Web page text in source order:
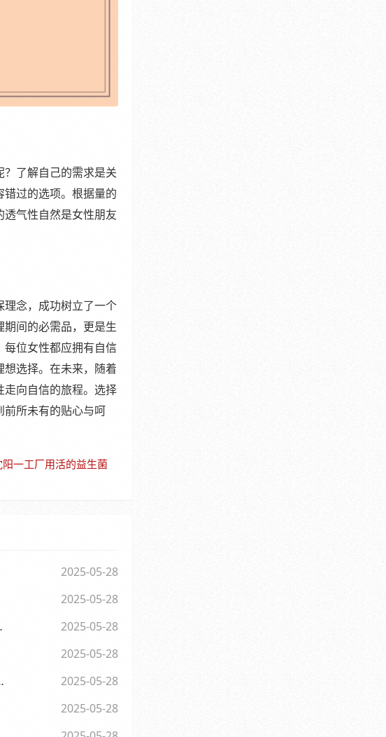
了解自己的需求是关
过的选项。根据量的
气性自然是女性朋友
念，成功树立了一个
间的必需品，更是生
位女性都应拥有自信
选择。在未来，随着
向自信的旅程。选择
前所未有的贴心与呵
阳一工厂用活的益生菌
2025-05-28
2025-05-28
2025-05-28
2025-05-28
2025-05-28
2025-05-28